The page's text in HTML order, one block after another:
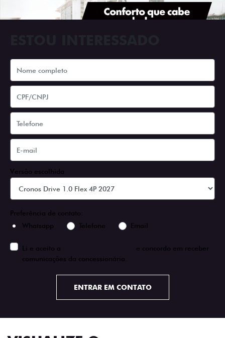
Versão escolhida
Preferência de contato:
Whatsapp
Telefone Email
Li e aceito a
e concordo em receber
comunicações da concessionária.
ENTRAR EM CONTATO